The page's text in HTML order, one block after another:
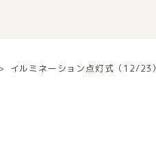
イルミネーション点灯式（12/23）